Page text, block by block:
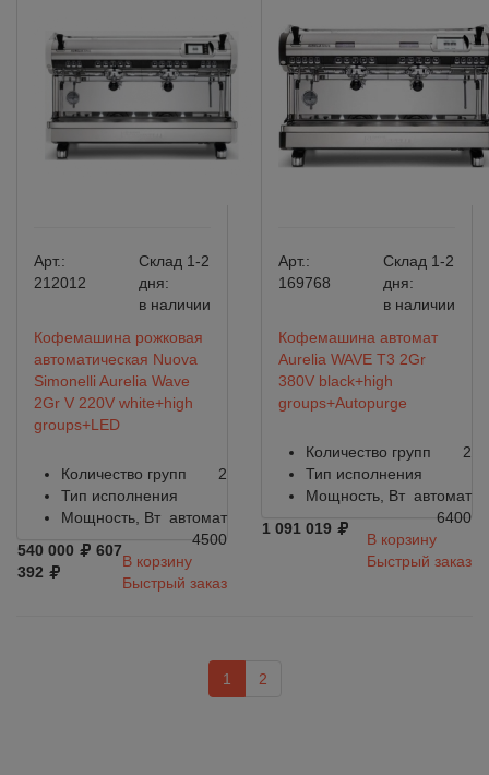
Арт.:
212012
Склад 1-2
дня:
в наличии
Кофемашина рожковая
автоматическая Nuova
Simonelli Aurelia Wave
2Gr V 220V white+high
groups+LED
Количество групп
2
Тип исполнения
автомат
Мощность, Вт
4500
540 000
607
392
В корзину
Быстрый заказ
Арт.:
169768
Склад 1-2
дня:
в наличии
Кофемашина автомат
Aurelia WAVE T3 2Gr
380V black+high
groups+Autopurge
Количество групп
2
Тип исполнения
автомат
Мощность, Вт
6400
1 091 019
В корзину
Быстрый заказ
1 2